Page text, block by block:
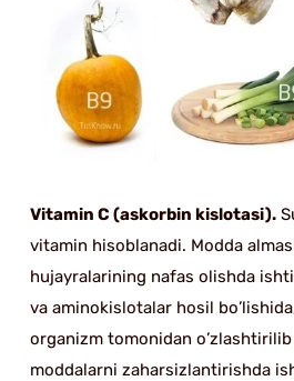
Vitamin C (askorbin kislotasi).
vitamin hisoblanadi. Modda
hujayralarining nafas olishda
va aminokislotalar hosil
organizm tomonidan
moddalarni zaharsizlantirishda